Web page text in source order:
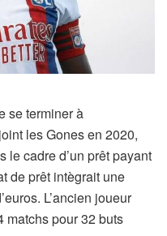
se terminer à
les Gones en 2020,
cadre d’un prêt payant
de prêt intègrait une
L’ancien joueur
matchs pour 32 buts